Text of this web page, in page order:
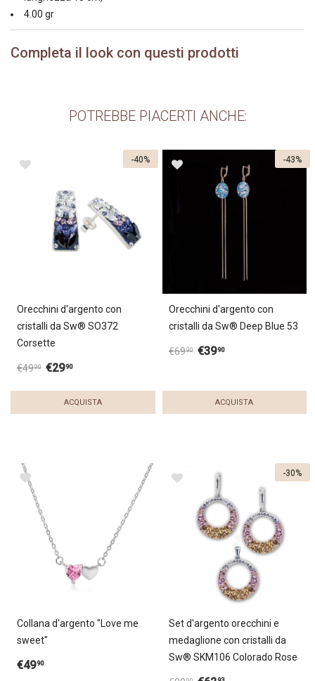
4.00 gr
Completa il look con questi prodotti
POTREBBE PIACERTI ANCHE:
Orecchini d'argento con
cristalli da Sw® SO372
Corsette
€4990 €2990
ACQUISTA
-40%
Orecchini d'argento con
cristalli da Sw® Deep Blue 53
€6990 €3990
ACQUISTA
-43%
Collana d'argento "Love me
sweet"
€4990
Set d'argento orecchini e
medaglione con cristalli da
Sw® SKM106 Colorado Rose
-30%